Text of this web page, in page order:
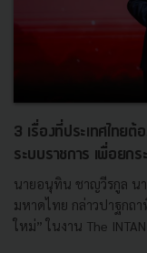
3 เรื่องที่ประเทศไทย
ระบบราชการ เพื่อยก
นายอนุทิน ชาญวีรกูล นา
มหาดไทย กล่าวปาฐกถ
ใหม่” ในงาน The